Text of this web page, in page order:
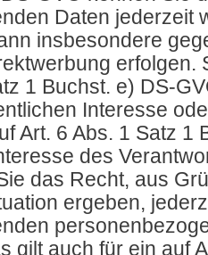
Daten jederzeit
insbesondere
erfolgen.
1 Buchst. e) DS-
Interesse
Art. 6 Abs. 1 Satz 1
des
das Recht, aus
ergeben,
gilt auch für ein auf